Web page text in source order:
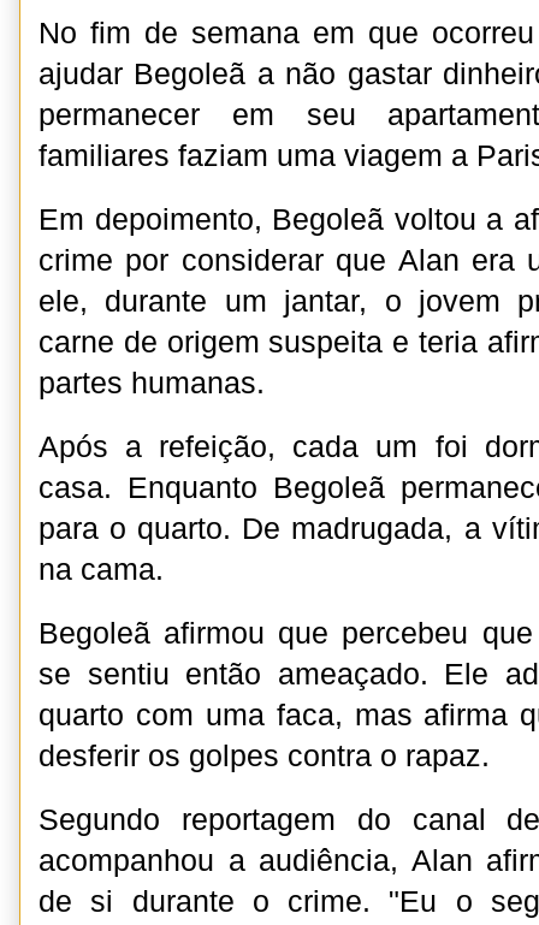
No fim de semana em que
ajudar Begoleã a não gastar
permanecer em seu
familiares faziam uma viagem a
Em depoimento, Begoleã voltou a
crime por considerar que Alan era
ele, durante um jantar, o jovem
carne de origem suspeita e teria
partes humanas.
Após a refeição, cada um foi
casa. Enquanto Begoleã
para o quarto. De madrugada, a
na cama.
Begoleã afirmou que percebeu
se sentiu então ameaçado. Ele
quarto com uma faca, mas afirma
desferir os golpes contra o rapaz.
Segundo reportagem do canal
acompanhou a audiência, Alan
de si durante o crime. "Eu o